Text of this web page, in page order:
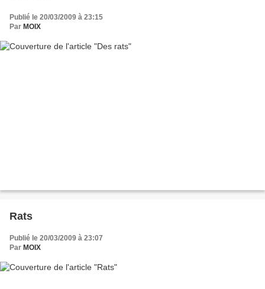
Publié le 20/03/2009 à 23:15
Par MOIX
Rats
Publié le 20/03/2009 à 23:07
Par MOIX